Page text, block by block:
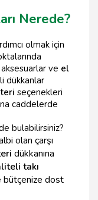
Nerede?
olmak için
aksesuarlar ve el
dükkanlar
seçenekleri
caddelerde
bulabilirsiniz?
olan çarşı
dükkanına
takı
bütçenize dost